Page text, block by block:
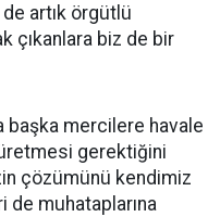
artık örgütlü
çıkanlara biz de bir
başka mercilere havale
gerektiğini
çözümünü kendimiz
muhataplarına